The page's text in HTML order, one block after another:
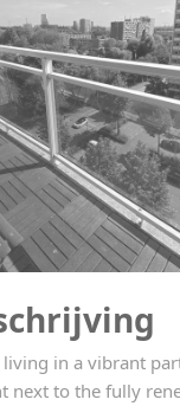
living in a vibrant
next to the fully